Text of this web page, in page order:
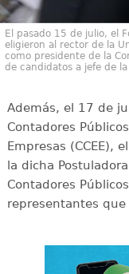
El pasado 15 de julio, el
eligieron al rector de la
como presidente de la
de candidatos a jefe de
Además, el 17 de
Contadores
Empresas (CCEE),
la dicha
Contadores
representantes